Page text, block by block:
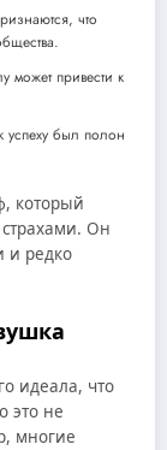
что
может привести к
успеху был полон
который
Он
и редко
идеала, что
это не
многие